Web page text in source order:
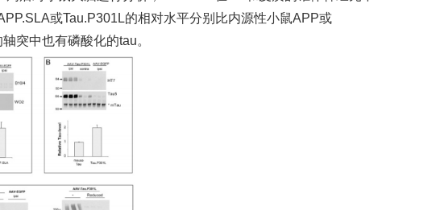
或Tau.P301L的相对水平分别比内源性小鼠APP或
突中也有磷酸化的tau。